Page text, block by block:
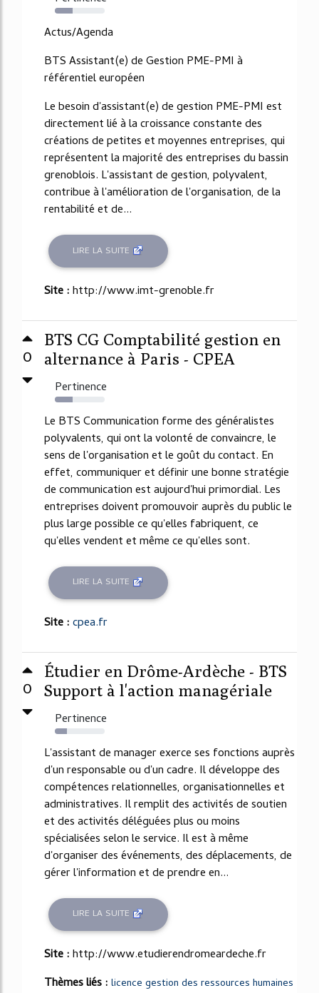
35%
Actus/Agenda
BTS Assistant(e) de Gestion PME-PMI à
référentiel européen
Le besoin d'assistant(e) de gestion PME-PMI est
directement lié à la croissance constante des
créations de petites et moyennes entreprises, qui
représentent la majorité des entreprises du bassin
grenoblois. L'assistant de gestion, polyvalent,
contribue à l'amélioration de l'organisation, de la
rentabilité et de...
LIRE LA SUITE
Site :http://www.imt-grenoble.fr
0
BTS CG Comptabilité gestion en
alternance à Paris - CPEA
Pertinence
35%
Le BTS Communication forme des généralistes
polyvalents, qui ont la volonté de convaincre, le
sens de l'organisation et le goût du contact. En
effet, communiquer et définir une bonne stratégie
de communication est aujourd'hui primordial. Les
entreprises doivent promouvoir auprès du public le
plus large possible ce qu'elles fabriquent, ce
qu'elles vendent et même ce qu'elles sont.
LIRE LA SUITE
Site :cpea.fr
0
Étudier en Drôme-Ardèche - BTS
Support à l'action managériale
Pertinence
24%
L'assistant de manager exerce ses fonctions auprès
d'un responsable ou d'un cadre. Il développe des
compétences relationnelles, organisationnelles et
administratives. Il remplit des activités de soutien
et des activités déléguées plus ou moins
spécialisées selon le service. Il est à même
d'organiser des événements, des déplacements, de
gérer l'information et de prendre en...
LIRE LA SUITE
Site :http://www.etudierendromeardeche.fr
Thèmes liés : licence gestion des ressources humaines